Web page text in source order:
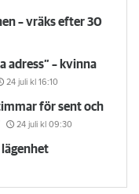
– vräks efter 30
adress” – kvinna
24 juli kl 16:10
för sent och
24 juli kl 09:30